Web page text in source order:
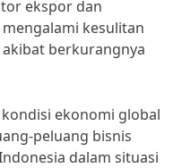
ekspor dan
kesulitan
berkurangnya
ekonomi global
peluang bisnis
dalam situasi